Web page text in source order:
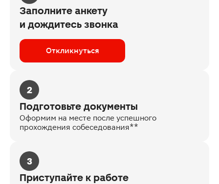
Заполните анкету
и дождитесь звонка
Откликнуться
2
Подготовьте документы
Оформим на месте после успешного
прохождения собеседования**
3
Приступайте к работе